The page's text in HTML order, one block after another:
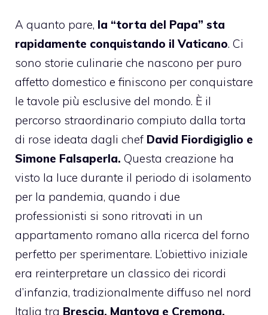
A quanto pare, la “torta del Papa” sta
rapidamente conquistando il Vaticano. Ci
sono storie culinarie che nascono per puro
affetto domestico e finiscono per conquistare
le tavole più esclusive del mondo. È il
percorso straordinario compiuto dalla torta
di rose ideata dagli chef David Fiordigiglio e
Simone Falsaperla. Questa creazione ha
visto la luce durante il periodo di isolamento
per la pandemia, quando i due
professionisti si sono ritrovati in un
appartamento romano alla ricerca del forno
perfetto per sperimentare. L’obiettivo iniziale
era reinterpretare un classico dei ricordi
d’infanzia, tradizionalmente diffuso nel nord
Italia tra Brescia, Mantova e Cremona.